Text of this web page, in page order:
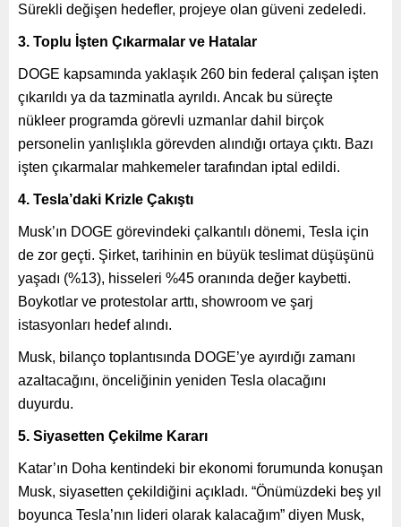
Sürekli değişen hedefler, projeye olan güveni zedeledi.
3. Toplu İşten Çıkarmalar ve Hatalar
DOGE kapsamında yaklaşık 260 bin federal çalışan işten
çıkarıldı ya da tazminatla ayrıldı. Ancak bu süreçte
nükleer programda görevli uzmanlar dahil birçok
personelin yanlışlıkla görevden alındığı ortaya çıktı. Bazı
işten çıkarmalar mahkemeler tarafından iptal edildi.
4. Tesla’daki Krizle Çakıştı
Musk’ın DOGE görevindeki çalkantılı dönemi, Tesla için
de zor geçti. Şirket, tarihinin en büyük teslimat düşüşünü
yaşadı (%13), hisseleri %45 oranında değer kaybetti.
Boykotlar ve protestolar arttı, showroom ve şarj
istasyonları hedef alındı.
Musk, bilanço toplantısında DOGE’ye ayırdığı zamanı
azaltacağını, önceliğinin yeniden Tesla olacağını
duyurdu.
5. Siyasetten Çekilme Kararı
Katar’ın Doha kentindeki bir ekonomi forumunda konuşan
Musk, siyasetten çekildiğini açıkladı. “Önümüzdeki beş yıl
boyunca Tesla’nın lideri olarak kalacağım” diyen Musk,